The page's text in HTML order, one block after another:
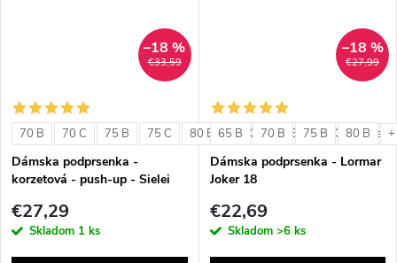
€33,59
–18 %
70 B 70 C 75 B 75 C 80 B 80 C 85 B 85 C +
Dámska podprsenka -
korzetová - push-up - Sielei
€27,29
Skladom 1 ks
€27,99
–18 %
65 B 70 B 75 B 80 B
Dámska podprsenka - Lormar
Joker 18
€22,69
Skladom >6 ks